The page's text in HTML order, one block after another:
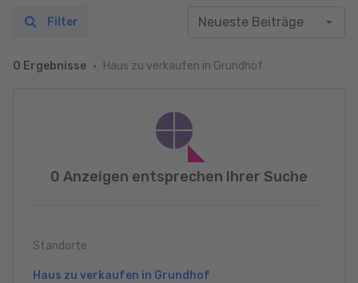
0 Ergebnisse Haus zu verkaufen in Grundhof
Filter
0 Anzeigen entsprechen Ihrer Suche
Standorte
Haus zu verkaufen in Grundhof